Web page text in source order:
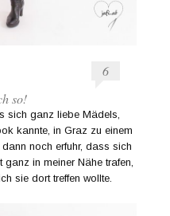
6
so!
sich ganz liebe Mädels,
kannte, in Graz zu einem
noch erfuhr, dass sich
in meiner Nähe trafen,
sie dort treffen wollte.